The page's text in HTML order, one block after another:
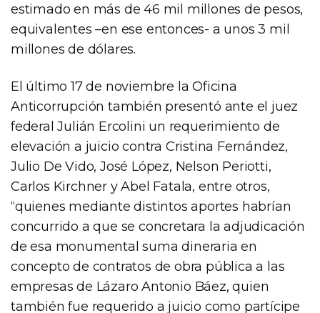
estimado en más de 46 mil millones de pesos,
equivalentes –en ese entonces- a unos 3 mil
millones de dólares.
El último 17 de noviembre la Oficina
Anticorrupción también presentó ante el juez
federal Julián Ercolini un requerimiento de
elevación a juicio contra Cristina Fernández,
Julio De Vido, José López, Nelson Periotti,
Carlos Kirchner y Abel Fatala, entre otros,
“quienes mediante distintos aportes habrían
concurrido a que se concretara la adjudicación
de esa monumental suma dineraria en
concepto de contratos de obra pública a las
empresas de Lázaro Antonio Báez, quien
también fue requerido a juicio como partícipe